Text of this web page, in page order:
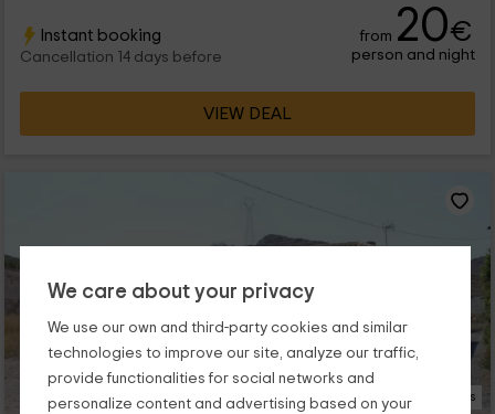
We care about your privacy
We use our own and third-party cookies and similar
technologies to improve our site, analyze our traffic,
provide functionalities for social networks and
personalize content and advertising based on your
Instant booking
Cancellation 14 days before
from 20€
person and night
VIEW DEAL
23 Photos